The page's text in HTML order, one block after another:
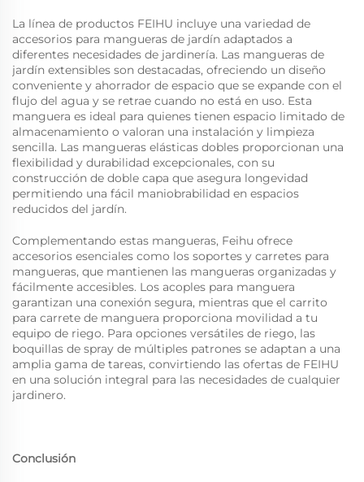
La línea de productos FEIHU incluye una variedad de
accesorios para mangueras de jardín adaptados a
diferentes necesidades de jardinería. Las mangueras de
jardín extensibles son destacadas, ofreciendo un diseño
conveniente y ahorrador de espacio que se expande con el
flujo del agua y se retrae cuando no está en uso. Esta
manguera es ideal para quienes tienen espacio limitado de
almacenamiento o valoran una instalación y limpieza
sencilla. Las mangueras elásticas dobles proporcionan una
flexibilidad y durabilidad excepcionales, con su
construcción de doble capa que asegura longevidad
permitiendo una fácil maniobrabilidad en espacios
reducidos del jardín.
Complementando estas mangueras, Feihu ofrece
accesorios esenciales como los soportes y carretes para
mangueras, que mantienen las mangueras organizadas y
fácilmente accesibles. Los acoples para manguera
garantizan una conexión segura, mientras que el carrito
para carrete de manguera proporciona movilidad a tu
equipo de riego. Para opciones versátiles de riego, las
boquillas de spray de múltiples patrones se adaptan a una
amplia gama de tareas, convirtiendo las ofertas de FEIHU
en una solución integral para las necesidades de cualquier
jardinero.
Conclusión